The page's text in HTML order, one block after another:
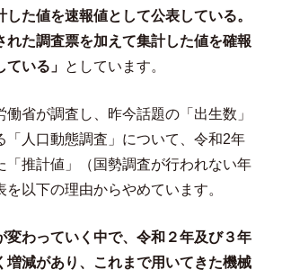
した値を速報値として公表している。
れた調査票を加えて集計した値を確報
いる」 としています。
省が調査し、昨今話題の「出生数」
「人口動態調査」について、令和2年
「推計値」（国勢調査が行われない年
を以下の理由からやめています。
変わっていく中で、令和２年及び３年
増減があり、これまで用いてきた機械